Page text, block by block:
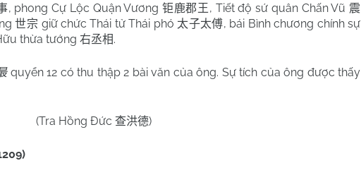
, phong Cự Lộc Quận Vương 钜鹿郡王 , Tiết độ sứ quân Chấn Vũ 震
世宗 giữ chức Thái tử Thái phó 太子太傅, bái Bình chương chính sự
thừa tướng 右丞相.
quyển 12 có thu thập 2 bài văn của ông. Sự tích của ông được thấy
(Tra Hồng Đức 查洪德)